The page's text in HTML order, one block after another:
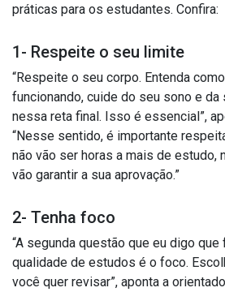
práticas para os estudantes. Confira:
1- Respeite o seu limite
“Respeite o seu corpo. Entenda
funcionando, cuide do seu sono e da
nessa reta final. Isso é essencial”,
“Nesse sentido, é importante
não vão ser horas a mais de estudo,
vão garantir a sua aprovação.”
2- Tenha foco
“A segunda questão que eu digo
qualidade de estudos é o foco.
você quer revisar”, aponta a